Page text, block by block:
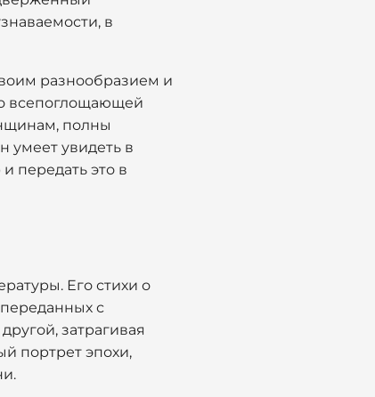
в
разнообразием и
всепоглощающей
полны
умеет увидеть в
передать это в
Его стихи о
с
затрагивая
портрет эпохи,